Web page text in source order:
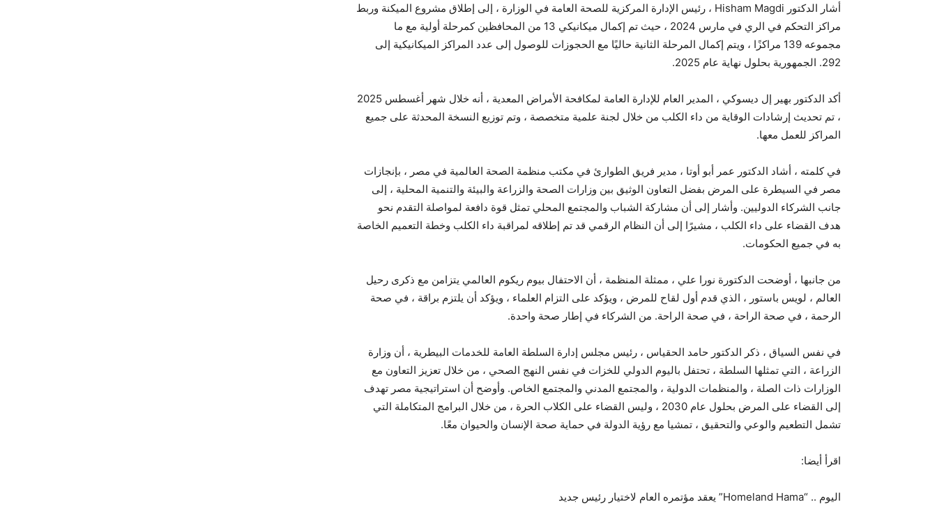
أشار الدكتور Hisham Magdi ، رئيس الإدارة المركزية للصحة العامة في الوزارة ، إلى إطلاق مشروع الميكنة وربط
مراكز التحكم في الري في مارس 2024 ، حيث تم إكمال ميكانيكي 13 من المحافظين كمرحلة أولية مع ما
مجموعه 139 مراكزًا ، ويتم إكمال المرحلة الثانية حاليًا مع الحجوزات للوصول إلى عدد المراكز الميكانيكية إلى
292. الجمهورية بحلول نهاية عام 2025.
أكد الدكتور بهير إل ديسوكي ، المدير العام للإدارة العامة لمكافحة الأمراض المعدية ، أنه خلال شهر أغسطس 2025
، تم تحديث إرشادات الوقاية من داء الكلب من خلال لجنة علمية متخصصة ، وتم توزيع النسخة المحدثة على جميع
المراكز للعمل معها.
في كلمته ، أشاد الدكتور عمر أبو أوتا ، مدير فريق الطوارئ في مكتب منظمة الصحة العالمية في مصر ، بإنجازات
مصر في السيطرة على المرض بفضل التعاون الوثيق بين وزارات الصحة والزراعة والبيئة والتنمية المحلية ، إلى
جانب الشركاء الدوليين. وأشار إلى أن مشاركة الشباب والمجتمع المحلي تمثل قوة دافعة لمواصلة التقدم نحو
هدف القضاء على داء الكلب ، مشيرًا إلى أن النظام الرقمي قد تم إطلاقه لمراقبة داء الكلب وخطة التعميم الخاصة
به في جميع الحكومات.
من جانبها ، أوضحت الدكتورة نورا علي ، ممثلة المنظمة ، أن الاحتفال بيوم ريكوم العالمي يتزامن مع ذكرى رحيل
العالم ، لويس باستور ، الذي قدم أول لقاح للمرض ، ويؤكد على التزام العلماء ، ويؤكد أن يلتزم براقة ، في صحة
الرحمة ، في صحة الراحة ، في صحة الراحة. من الشركاء في إطار صحة واحدة.
في نفس السياق ، ذكر الدكتور حامد الحقياس ، رئيس مجلس إدارة السلطة العامة للخدمات البيطرية ، أن وزارة
الزراعة ، التي تمثلها السلطة ، تحتفل باليوم الدولي للخزات في نفس النهج الصحي ، من خلال تعزيز التعاون مع
الوزارات ذات الصلة ، والمنظمات الدولية ، والمجتمع المدني والمجتمع الخاص. وأوضح أن استراتيجية مصر تهدف
إلى القضاء على المرض بحلول عام 2030 ، وليس القضاء على الكلاب الحرة ، من خلال البرامج المتكاملة التي
تشمل التطعيم والوعي والتحقيق ، تمشيا مع رؤية الدولة في حماية صحة الإنسان والحيوان معًا.
اقرأ أيضا:
اليوم .. “Homeland Hama” يعقد مؤتمره العام لاختيار رئيس جديد